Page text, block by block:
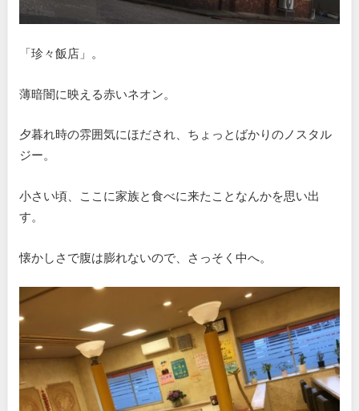
「珍々飯店」。
薄暗闇に映える赤いネオン。
夕暮れ時の雰囲気にほだされ、ちょっとばかりのノスタル
ジー。
小さい頃、ここに家族と食べに来たことなんかを思い出
す。
懐かしさで腹は膨れないので、さっそく中へ。